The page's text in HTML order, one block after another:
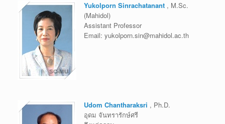
Yukolporn Sinrachatanant , M.Sc.
(Mahidol)
Assistant Professor
Email: yukolporn.sin@mahidol.ac.th
Udom Chantharaksri , Ph.D.
อุดม จันทรารักษ์ศรี